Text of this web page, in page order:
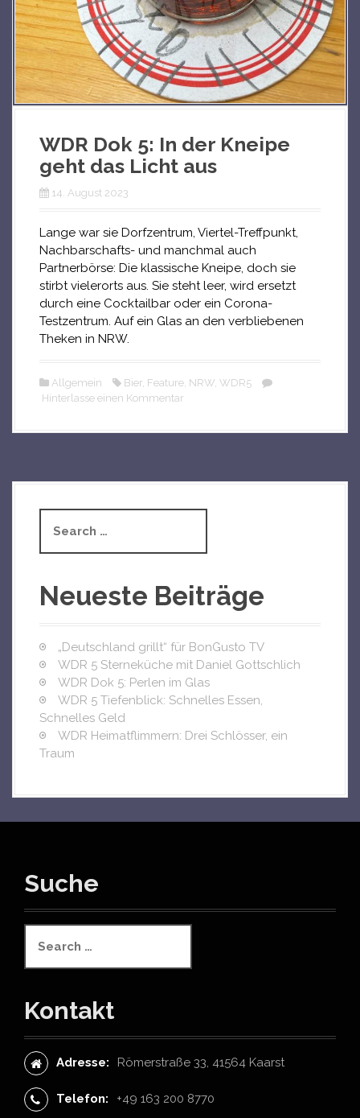
WDR Dok 5: In der Kneipe
geht das Licht aus
14. August 2023
Lange war sie Dorfzentrum, Viertel-Treffpunkt,
Nachbarschafts- und manchmal auch
Partnerbörse: Die klassische Kneipe, doch sie
stirbt vielerorts aus. Sie steht leer, wird ersetzt
durch eine Cocktailbar oder ein Corona-
Testzentrum. Auf ein Glas an den verbliebenen
Theken in NRW.
Allgemein Bier, Feature, NRW, WDR5
Hinterlasse einen Kommentar
a
c
h
o
r
:
Neueste Beiträge
„Deutschland grillt“ für BonGusto TV
WDR 5 Sterneküche mit Daniel Gottschlich
WDR Dok 5: Perlen im Glas
WDR 5 Tiefenblick: Schnelles Essen,
Schnelles Geld
WDR Heimatflimmern: Drei Schlösser, ein
Traum
Suche
a
c
h
f
o
r
:
Kontakt
Adresse: Römerstraße 33, 41564 Kaarst
Telefon: +49 163 200 8770